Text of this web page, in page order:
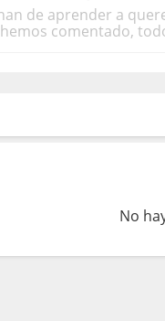
de aprender a
comentado,
No